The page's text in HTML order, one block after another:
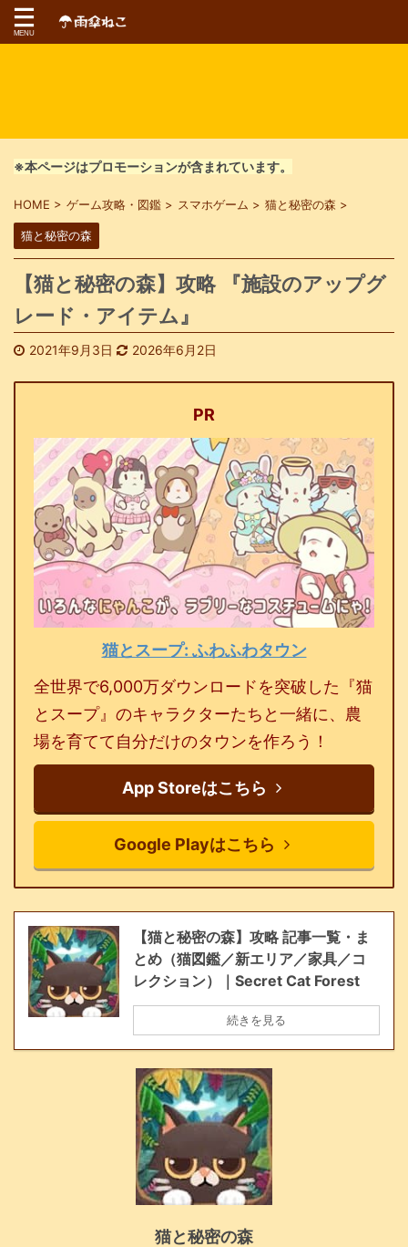
※本ページはプロモーションが含まれています。
HOME > ゲーム攻略・図鑑 > スマホゲーム > 猫と秘密の森 >
猫と秘密の森
【猫と秘密の森】攻略 『施設のアップグ
レード・アイテム』
2021年9月3日 2026年6月2日
PR
猫とスープ: ふわふわタウン
全世界で6,000万ダウンロードを突破した『猫
とスープ』のキャラクターたちと一緒に、農
場を育てて自分だけのタウンを作ろう！
App Storeはこちら
Google Playはこちら
【猫と秘密の森】攻略 記事一覧・ま
とめ（猫図鑑／新エリア／家具／コ
レクション）｜Secret Cat Forest
続きを見る
猫と秘密の森